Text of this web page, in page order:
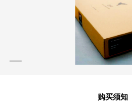
购买须知